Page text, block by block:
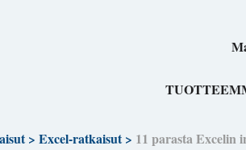
> Excel-ratkaisut> 11 parasta Excelin